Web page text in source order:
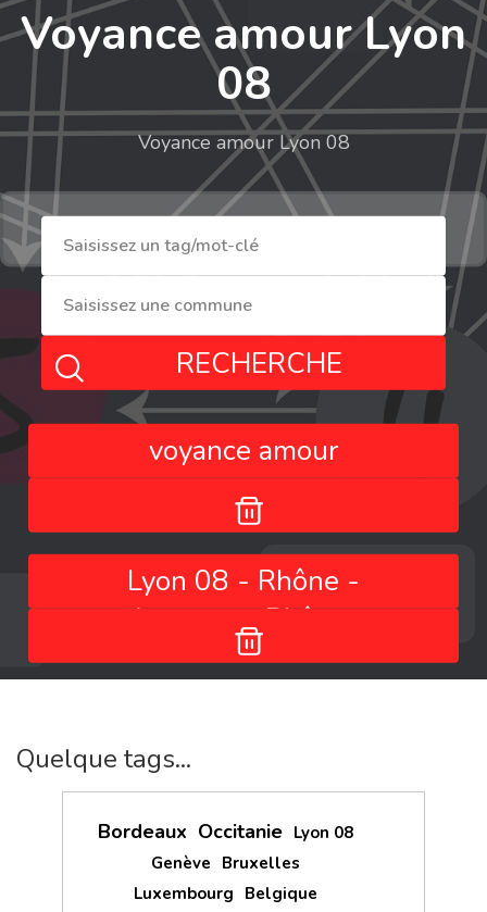
Voyance amour Lyon
08
Voyance amour Lyon 08
RECHERCHE
voyance amour
Lyon 08 - Rhône -
Auvergne-Rhône-
Alpes - France
Quelque tags...
Bordeaux Occitanie Lyon 08
Genève Bruxelles
Luxembourg Belgique